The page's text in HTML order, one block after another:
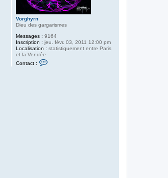
Vorghyrn
Dieu des gargarismes
Messages : 9164
Inscription : jeu. févr. 03, 2011 12:00 pm
Localisation : statistiquement entre Paris
et la Vendée
Contact :